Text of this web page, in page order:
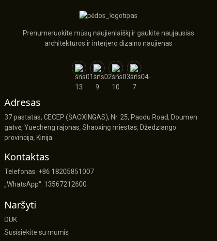
Prenumeruokite mūsų naujienlaiškį ir gaukite naujausias
architektūros ir interjero dizaino naujienas
Adresas
37 pastatas, CECEP (ŠAOXINGAS), Nr. 25, Paodu Road, Doumen
gatvė, Yuecheng rajonas, Shaoxing miestas, Džedziango
provincija, Kinija.
Kontaktas
Telefonas: +86 18205851007
„WhatsApp“: 13567212600
Naršyti
DUK
Susisiekite su mumis